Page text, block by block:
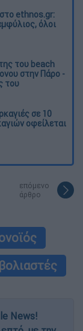
ethnos.gr:
όλοι
του beach
στην Πάρο -
του
σε 10
οφείλεται
επόμενο
άρθρο
News!